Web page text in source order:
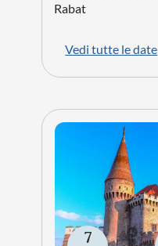
Rabat
Vedi tutte le date
7